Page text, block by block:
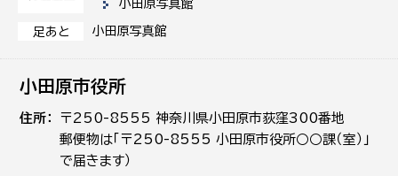
小田原写真館
足あと 小田原写真館
小田原市役所
住所
〒250-8555 神奈川県小田原市荻窪300番地
郵便物は「〒250-8555 小田原市役所○○課（室）」
で届きます）